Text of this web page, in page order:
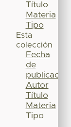
Título
Materia
Tipo
Esta
colección
Fecha
de
publicación
Autor
Título
Materia
Tipo